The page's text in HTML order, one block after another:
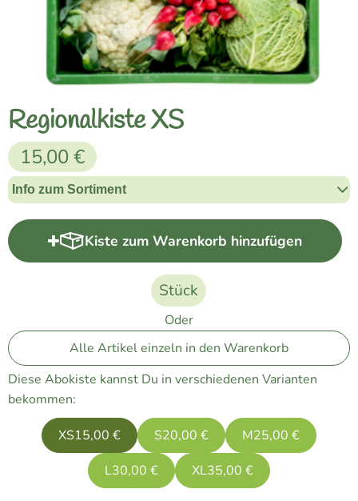
Naturkost
Vegane Küche
Naturkosmetik
Haus, Garten etc.
Über uns
Lieferservice
Regionalkiste XS
15,00 €
Info zum Sortiment
Kiste zum Warenkorb hinzufügen
Kiste zum Warenkorb
Stück
Oder
Alle Artikel einzeln in den Warenkorb
Diese Abokiste kannst Du in verschiedenen Varianten
bekommen:
XS15,00 € S20,00 € M25,00 €
L30,00 € XL35,00 €